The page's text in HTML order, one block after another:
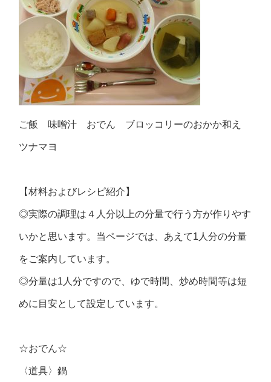
ご飯 味噌汁 おでん ブロッコリーのおかか和え
ツナマヨ
【材料およびレシピ紹介】
◎実際の調理は４人分以上の分量で行う方が作りやす
いかと思います。当ページでは、あえて1人分の分量
をご案内しています。
◎分量は1人分ですので、ゆで時間、炒め時間等は短
めに目安として設定しています。
☆おでん☆
〈道具〉鍋